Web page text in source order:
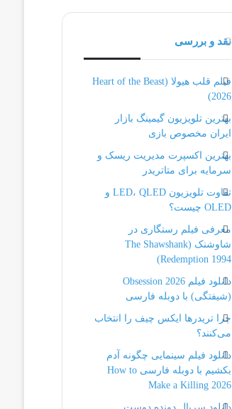
نقد و بررسی
فیلم قلب هیولا (Heart of the Beast
2026)
بهترین تلویزیون گیمینگ بازار
ایران مخصوص بازی
بهترین اکسپرت مدیریت ریسک و
سرمایه برای متاتریدر
تفاوت تلویزیون LED، QLED و
OLED چیست؟
معرفی فیلم رستگاری در
شاوشنک (The Shawshank
Redemption 1994)
دانلود فیلم Obsession 2026
(شیفتگی) با دوبله فارسی
چرا تریدرها ایکس چیف را انتخاب
می‌کنند؟
دانلود فیلم سینمایی چگونه آدم
بکشیم با دوبله فارسی How to
Make a Killing 2026